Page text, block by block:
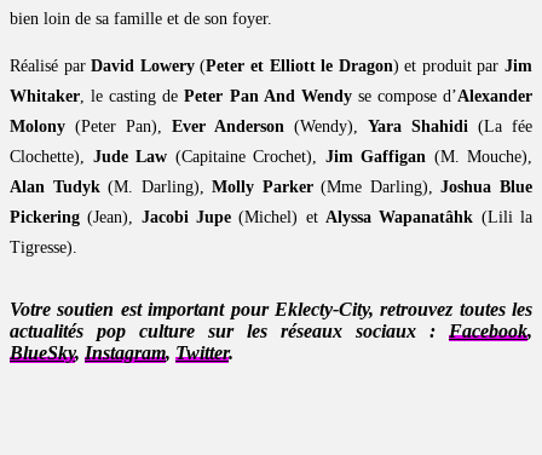
bien loin de sa famille et de son foyer.
Réalisé parDavid Lowery(Peter et Elliott le Dragon) et produit parJim
Whitaker, le casting dePeter Pan And Wendyse compose d’Alexander
Molony (Peter Pan), Ever Anderson (Wendy), Yara Shahidi (La fée
Clochette), Jude Law (Capitaine Crochet), Jim Gaffigan (M. Mouche),
Alan Tudyk(M. Darling),Molly Parker(Mme Darling),Joshua Blue
Pickering (Jean), Jacobi Jupe (Michel) etAlyssa Wapanatâhk (Lili la
Tigresse).
Votre soutien est important pour Eklecty-City, retrouvez toutes les
actualités pop culture sur les réseaux sociaux : Facebook,
BlueSky, Instagram, Twitter.